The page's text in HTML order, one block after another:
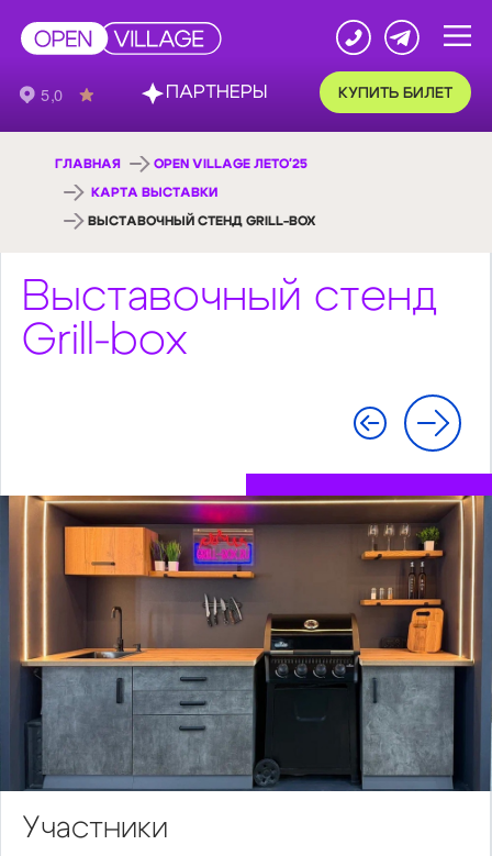
КУПИТЬ БИЛЕТ
ГЛАВНАЯ OPEN VILLAGE ЛЕТО'25
КАРТА ВЫСТАВКИ
ВЫСТАВОЧНЫЙ СТЕНД GRILL-BOX
Выставочный стенд
Grill-box
Участники